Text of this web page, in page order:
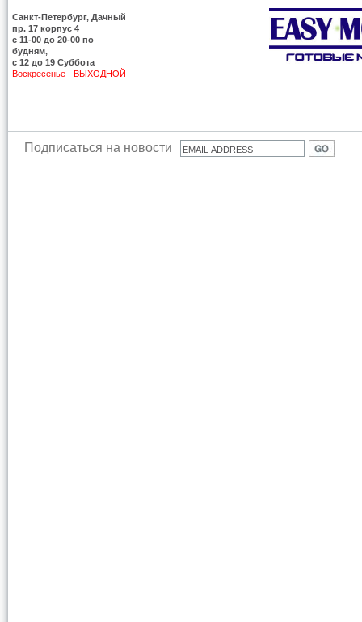
Санкт-Петербург, Дачный
пр. 17 корпус 4
c 11-00 до 20-00 по
будням,
с 12 до 19 Суббота
Воскресенье - ВЫХОДНОЙ
Подписаться на новости